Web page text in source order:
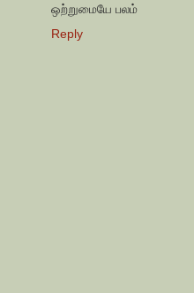
ஒற்றுமையே பலம்
Reply